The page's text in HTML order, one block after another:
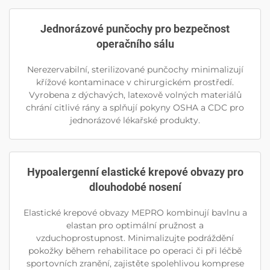
Jednorázové punčochy pro bezpečnost
operačního sálu
Nerezervabilní, sterilizované punčochy minimalizují
křížové kontaminace v chirurgickém prostředí.
Vyrobena z dýchavých, latexově volných materiálů
chrání citlivé rány a splňují pokyny OSHA a CDC pro
jednorázové lékařské produkty.
Hypoalergenní elastické krepové obvazy pro
dlouhodobé nosení
Elastické krepové obvazy MEPRO kombinují bavlnu a
elastan pro optimální pružnost a
vzduchoprostupnost. Minimalizujte podráždění
pokožky během rehabilitace po operaci či při léčbě
sportovních zranění, zajistěte spolehlivou komprese